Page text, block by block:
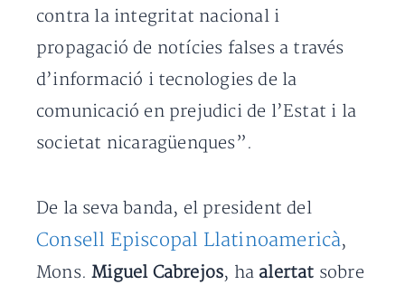
contra la integritat nacional i
propagació de notícies falses a través
d’informació i tecnologies de la
comunicació en prejudici de l’Estat i la
societat nicaragüenques”.
De la seva banda, el president del
Consell Episcopal Llatinoamericà,
Mons.Miguel Cabrejos, ha alertat sobre